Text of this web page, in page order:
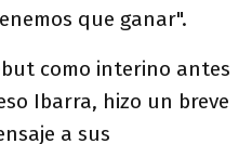
que ganar".
como interino antes
Ibarra, hizo un breve
a sus